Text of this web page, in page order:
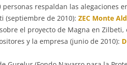
personas respaldan las alegaciones
(septiembre de 2010):ZEC Monte
el proyecto de Magna en
y la empresa (junio de 2010):